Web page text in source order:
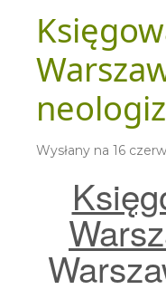
Wysłany na 16